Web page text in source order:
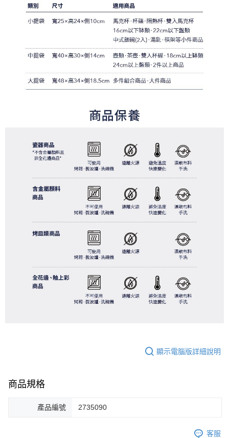
顯示電腦版詳細說明
商品規格
產品編號 2735090
客服